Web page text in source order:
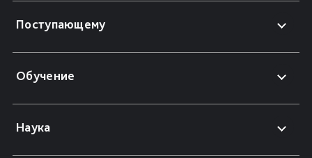
Поступающему
Обучение
Наука